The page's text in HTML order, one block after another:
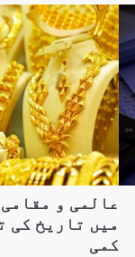
عالمی و
میں تاریخ کی
کمی